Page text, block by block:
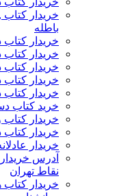
خریدار
باطله
خریدار
خریدار
خریدار
خریدار
خریدار
خرید کتاب
خریدار
خریدار کتاب
خریدار
آدرس
نقاط تهران
خریدار کتاب